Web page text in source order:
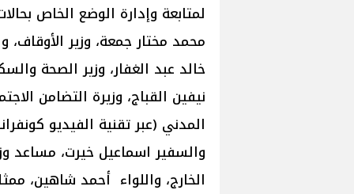
لمتابعة وإدارة الوضع الخاص
محمد مختار جمعة، وزير الأوقاف،
خالد عبد الغفار، وزير الصحة
نيفين القباج، وزيرة التضامن
المدني (عبر تقنية الفيديو
والسفير اسماعيل خيرت، مساعد
الخارج، واللواء أحمد شاهين،